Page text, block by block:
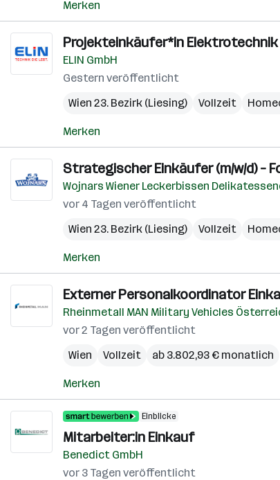
Merken
Projekteinkäufer*in Elektrotechnik
ELIN GmbH
Gestern veröffentlicht
Wien 23. Bezirk (Liesing)
Vollzeit
Merken
Strategischer Einkäufer (m/w/d) –
Wojnars Wiener Leckerbissen
vor 4 Tagen veröffentlicht
Wien 23. Bezirk (Liesing)
Vollzeit
Merken
Externer Personalkoordinator
Rheinmetall MAN Military Vehicles
vor 2 Tagen veröffentlicht
Wien
Vollzeit ab 3.802,93 € monatlich
Merken
Einblicke
Mitarbeiter:in Einkauf
Benedict GmbH
vor 3 Tagen veröffentlicht